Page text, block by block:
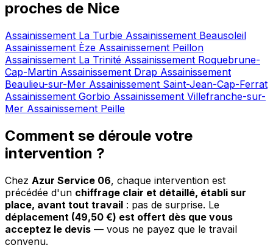
proches de Nice
Assainissement La Turbie Assainissement Beausoleil
Assainissement Èze Assainissement Peillon
Assainissement La Trinité Assainissement Roquebrune-
Cap-Martin Assainissement Drap Assainissement
Beaulieu-sur-Mer Assainissement Saint-Jean-Cap-Ferrat
Assainissement Gorbio Assainissement Villefranche-sur-
Mer Assainissement Peille
Comment se déroule votre
intervention ?
Chez Azur Service 06, chaque intervention est
précédée d'un chiffrage clair et détaillé, établi sur
place, avant tout travail : pas de surprise. Le
déplacement (49,50 €) est offert dès que vous
acceptez le devis — vous ne payez que le travail
convenu.